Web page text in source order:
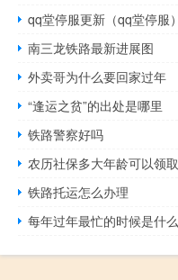
qq堂停服更新（qq堂停服）
南三龙铁路最新进展图
外卖哥为什么要回家过年
“逢运之贫”的出处是哪里
铁路警察好吗
农历社保多大年龄可以领取
铁路托运怎么办理
每年过年最忙的时候是什么